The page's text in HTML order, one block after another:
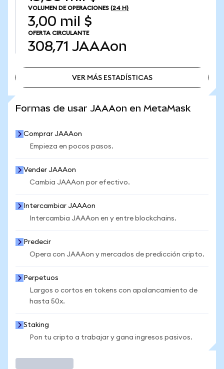
VOLUMEN DE OPERACIONES (24 H)
3,00 mil $
OFERTA CIRCULANTE
308,71 JAAAon
VER MÁS ESTADÍSTICAS
Formas de usar JAAAon en MetaMask
Comprar JAAAon
Empieza en pocos pasos.
Vender JAAAon
Cambia JAAAon por efectivo.
Intercambiar JAAAon
Intercambia JAAAon en y entre blockchains.
Predecir
Opera con JAAAon y mercados de predicción cripto.
Perpetuos
Largos o cortos en tokens con apalancamiento de
hasta 50x.
Staking
Pon tu cripto a trabajar y gana ingresos pasivos.